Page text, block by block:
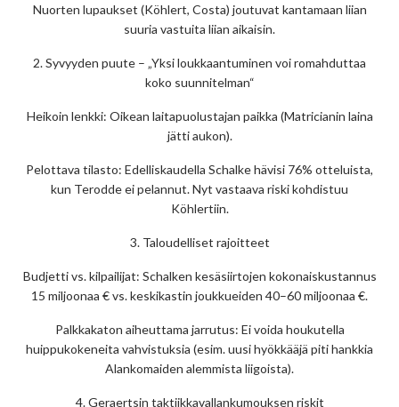
Nuorten lupaukset (Köhlert, Costa) joutuvat kantamaan liian
suuria vastuita liian aikaisin.
2. Syvyyden puute – „Yksi loukkaantuminen voi romahduttaa
koko suunnitelman“
Heikoin lenkki: Oikean laitapuolustajan paikka (Matricianin laina
jätti aukon).
Pelottava tilasto: Edelliskaudella Schalke hävisi 76% otteluista,
kun Terodde ei pelannut. Nyt vastaava riski kohdistuu
Köhlertiin.
3. Taloudelliset rajoitteet
Budjetti vs. kilpailijat: Schalken kesäsiirtojen kokonaiskustannus
15 miljoonaa € vs. keskikastin joukkueiden 40–60 miljoonaa €.
Palkkakaton aiheuttama jarrutus: Ei voida houkutella
huippukokeneita vahvistuksia (esim. uusi hyökkääjä piti hankkia
Alankomaiden alemmista liigoista).
4. Geraertsin taktiikkavallankumouksen riskit